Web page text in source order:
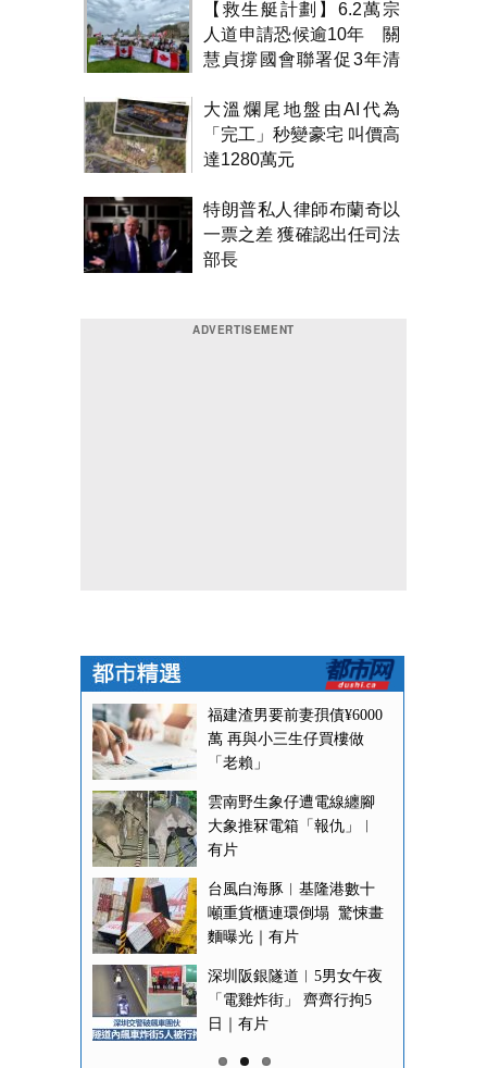
【救生艇計劃】6.2萬宗
人道申請恐候逾10年 關
慧貞撐國會聯署促3年清
大溫爛尾地盤由AI代為
「完工」秒變豪宅 叫價高
達1280萬元
特朗普私人律師布蘭奇以
一票之差 獲確認出任司法
部長